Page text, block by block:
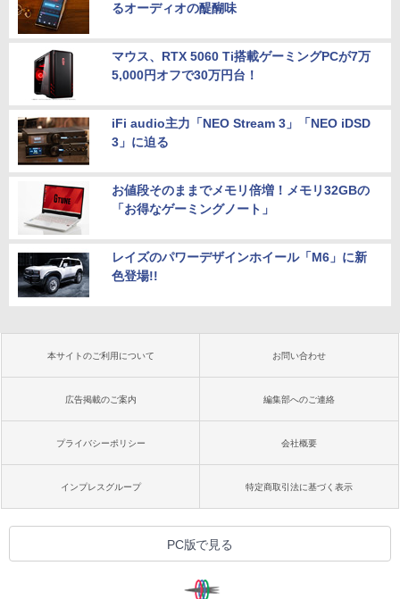
るオーディオの醍醐味
マウス、RTX 5060 Ti搭載ゲーミングPCが7万
5,000円オフで30万円台！
iFi audio主力「NEO Stream 3」「NEO iDSD
3」に迫る
お値段そのままでメモリ倍増！メモリ32GBの
「お得なゲーミングノート」
レイズのパワーデザインホイール「M6」に新
色登場!!
本サイトのご利用について お問い合わせ
広告掲載のご案内 編集部へのご連絡
プライバシーポリシー 会社概要
インプレスグループ 特定商取引法に基づく表示
PC版で見る